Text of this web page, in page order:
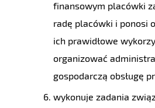
finansowym placówki
radę placówki i ponosi
ich prawidłowe
organizować
gospodarczą obsługę
wykonuje zadania